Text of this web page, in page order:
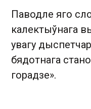
Паводле яго
калектыўнага
увагу
бядотнага
горадзе».